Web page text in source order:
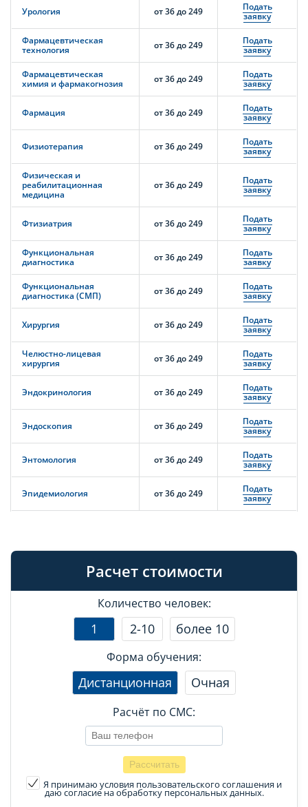
Урология от 36 до 249
Подать
заявку
Фармацевтическая
технология
от 36 до 249
Подать
заявку
Фармацевтическая
химия и фармакогнозия
от 36 до 249
Подать
заявку
Фармация от 36 до 249
Подать
заявку
Физиотерапия от 36 до 249
Подать
заявку
Физическая и
реабилитационная
медицина
от 36 до 249
Подать
заявку
Фтизиатрия от 36 до 249
Подать
заявку
Функциональная
диагностика
от 36 до 249
Подать
заявку
Функциональная
диагностика (СМП)
от 36 до 249
Подать
заявку
Хирургия от 36 до 249
Подать
заявку
Челюстно-лицевая
хирургия
от 36 до 249
Подать
заявку
Эндокринология от 36 до 249
Подать
заявку
Эндоскопия от 36 до 249
Подать
заявку
Энтомология от 36 до 249
Подать
заявку
Эпидемиология от 36 до 249
Подать
заявку
Расчет стоимости
Количество человек:
1 2-10 более 10
Форма обучения:
Дистанционная Очная
Расчёт по СМС:
Я принимаю условия пользовательского соглашения и
даю согласие на обработку персональных данных.